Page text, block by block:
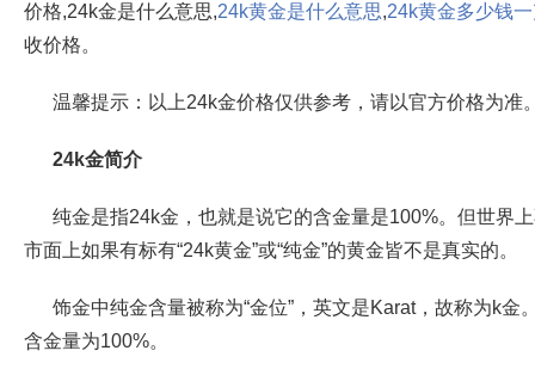
价格,24k金是什么意思,24k黄金是什么意思,24k黄金多少钱
收价格。
温馨提示：以上24k金价格仅供参考，请以官方价格为准
24k金简介
纯金是指24k金，也就是说它的含金量是100%。但世界
市面上如果有标有“24k黄金”或“纯金”的黄金皆不是真实的。
饰金中纯金含量被称为“金位”，英文是Karat，故称为k金
含金量为100%。